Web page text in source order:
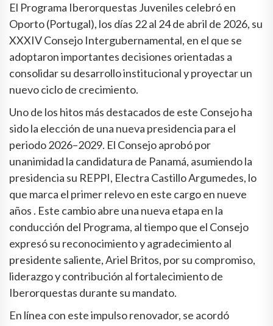
El Programa Iberorquestas Juveniles celebró en
Oporto (Portugal), los días 22 al 24 de abril de 2026, su
XXXIV Consejo Intergubernamental, en el que se
adoptaron importantes decisiones orientadas a
consolidar su desarrollo institucional y proyectar un
nuevo ciclo de crecimiento.
Uno de los hitos más destacados de este Consejo ha
sido la elección de una nueva presidencia para el
periodo 2026–2029. El Consejo aprobó por
unanimidad la candidatura de Panamá, asumiendo la
presidencia su REPPI, Electra Castillo Argumedes, lo
que marca el primer relevo en este cargo en nueve
años . Este cambio abre una nueva etapa en la
conducción del Programa, al tiempo que el Consejo
expresó su reconocimiento y agradecimiento al
presidente saliente, Ariel Britos, por su compromiso,
liderazgo y contribución al fortalecimiento de
Iberorquestas durante su mandato.
En línea con este impulso renovador, se acordó